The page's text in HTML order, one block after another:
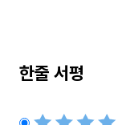
한줄 서평
별점5개